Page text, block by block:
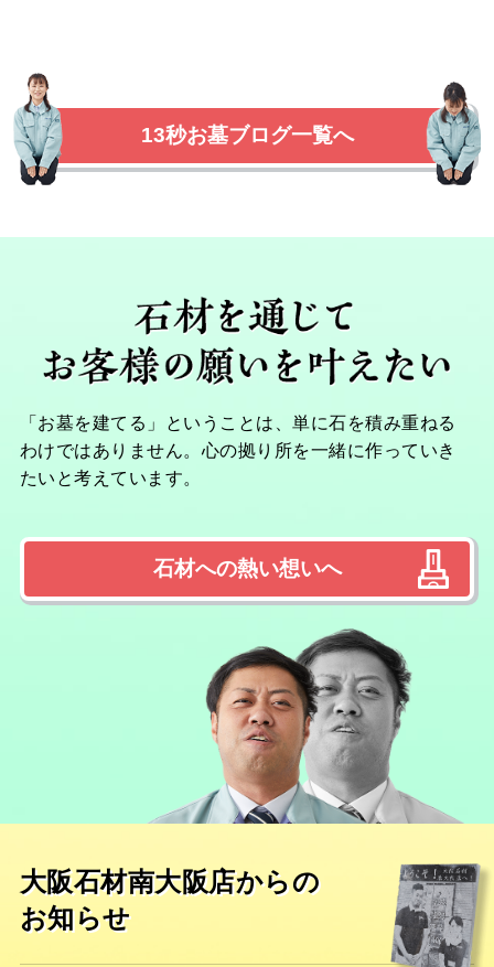
13秒お墓ブログ一覧へ
「お墓を建てる」ということは、単に石を積み重ねる
わけではありません。心の拠り所を一緒に作っていき
たいと考えています。
石材への熱い想いへ
大阪石材南大阪店からの
お知らせ